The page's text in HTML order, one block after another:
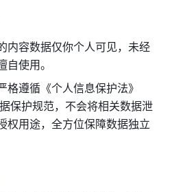
内容数据仅你个人可见，未经
使用。
遵循《个人信息保护法》
保护规范，不会将相关数据泄
权用途，全方位保障数据独立